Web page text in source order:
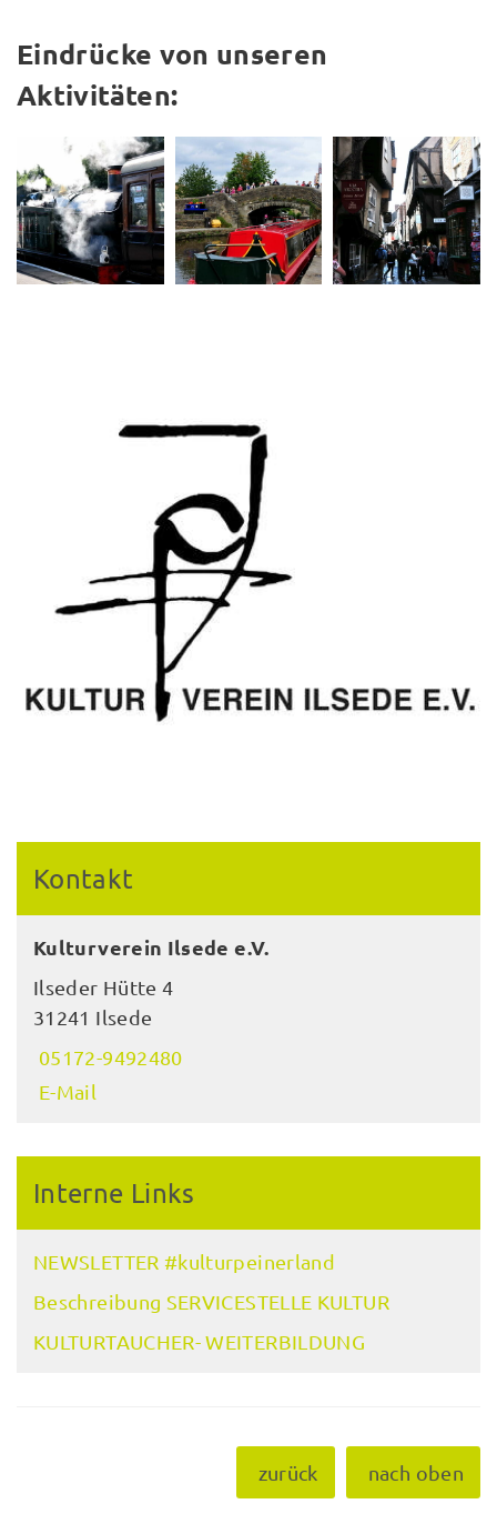
Eindrücke von unseren
Aktivitäten:
Kontakt
Kulturverein Ilsede e.V.
Ilseder Hütte 4
31241 Ilsede
05172-9492480
E-Mail
Interne Links
NEWSLETTER #kulturpeinerland
Beschreibung SERVICESTELLE KULTUR
KULTURTAUCHER- WEITERBILDUNG
zurück nach oben